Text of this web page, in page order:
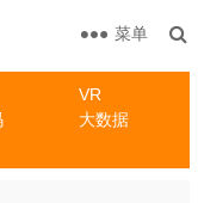
VR
大数据
菜单